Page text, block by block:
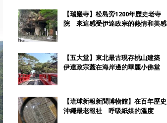
【瑞巖寺】松島旁1200年歷史老寺
院 來這感受伊達政宗的熱情和美感
【五大堂】東北最古現存桃山建築
伊達政宗蓋在海岸邊的華麗小佛堂
【琉球新報新聞博物館】在百年歷史
沖繩最老報社 呼吸紙媒的溫度